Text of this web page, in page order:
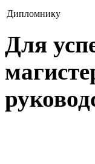
Дипломнику
Для